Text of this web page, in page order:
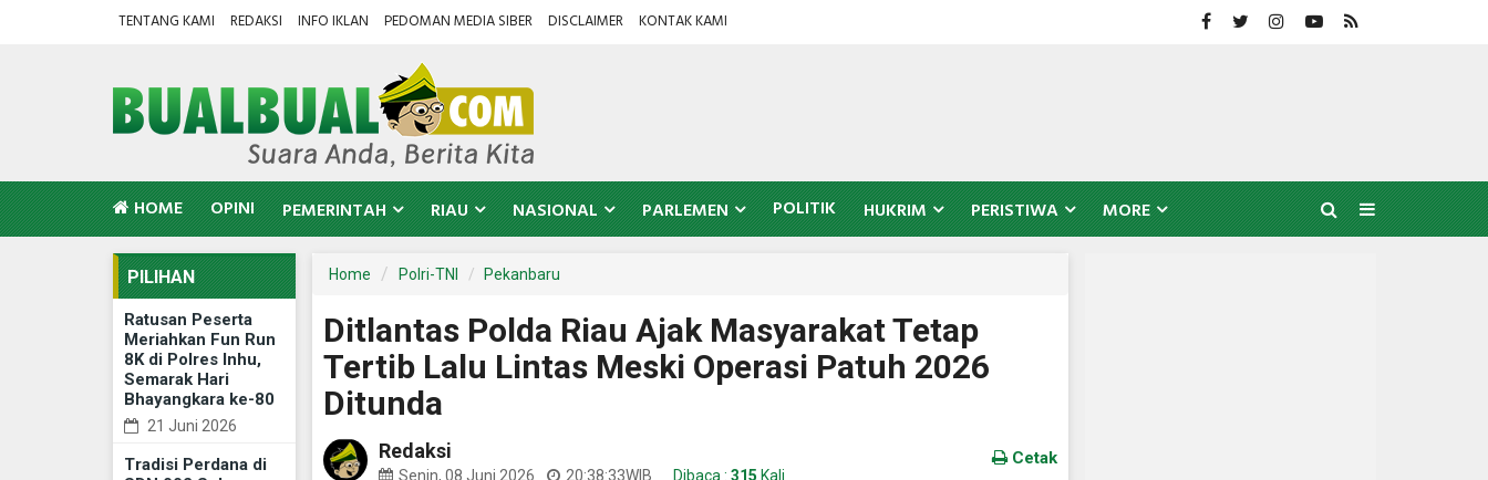
TENTANG KAMI REDAKSI INFO IKLAN PEDOMAN MEDIA SIBER DISCLAIMER KONTAK KAMI
HOME OPINI PEMERINTAH RIAU NASIONAL PARLEMEN POLITIK HUKRIM PERISTIWA MORE
PILIHAN
Ratusan Peserta
Meriahkan Fun Run
8K di Polres Inhu,
Semarak Hari
Bhayangkara ke-80
21 Juni 2026
Tradisi Perdana di
Home Polri-TNI Pekanbaru
Ditlantas Polda Riau Ajak Masyarakat Tetap
Tertib Lalu Lintas Meski Operasi Patuh 2026
Ditunda
Redaksi
Senin, 08 Juni 2026 20:38:33WIB Dibaca : 315 Kali
Cetak